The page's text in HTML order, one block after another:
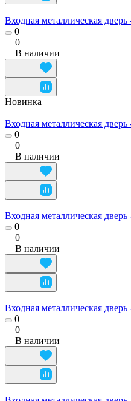
Входная металлическая
0
0
В наличии
Новинка
Входная металлическая
0
0
В наличии
Входная металлическая
0
0
В наличии
Входная металлическая дверь
0
0
В наличии